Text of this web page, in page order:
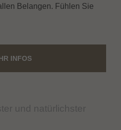
Belangen. Fühlen Sie
INFOS
und natürlichster